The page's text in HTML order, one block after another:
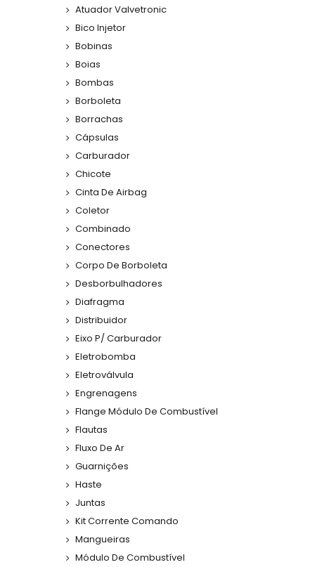
Atuador Valvetronic
Bico Injetor
Bobinas
Boias
Bombas
Borboleta
Borrachas
Cápsulas
Carburador
Chicote
Cinta De Airbag
Coletor
Combinado
Conectores
Corpo De Borboleta
Desborbulhadores
Diafragma
Distribuidor
Eixo P/ Carburador
Eletrobomba
Eletroválvula
Engrenagens
Flange Módulo De Combustível
Flautas
Fluxo De Ar
Guarnições
Haste
Juntas
Kit Corrente Comando
Mangueiras
Módulo De Combustível